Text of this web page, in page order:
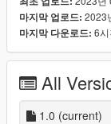
-Add this line -
Spawn Name:
Respect
edit, port or use
마지막 업로드: 2023
마지막 다운로드: 6
All
1.0 (current)